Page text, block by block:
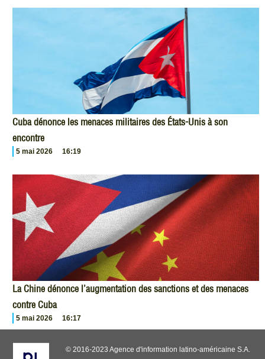
Cuba dénonce les menaces militaires des États-Unis à son
encontre
5 mai 2026 16:19
La Chine dénonce l’augmentation des sanctions et des menaces
contre Cuba
5 mai 2026 16:17
© 2016-2023 Agence d'information latino-américaine S.A.